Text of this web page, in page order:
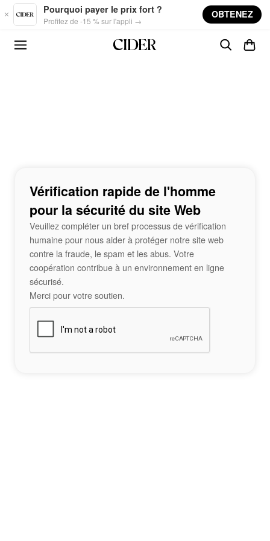
Skip to main content
Pourquoi payer le prix fort ?
Profitez de -15 % sur l'appli →
OBTENEZ
Vérification rapide de l'homme
pour la sécurité du site Web
Veuillez compléter un bref processus de vérification
humaine pour nous aider à protéger notre site web
contre la fraude, le spam et les abus. Votre
coopération contribue à un environnement en ligne
sécurisé.
Merci pour votre soutien.